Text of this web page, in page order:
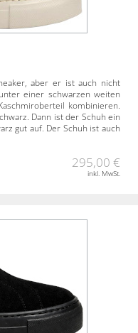
aber er ist auch nicht
einer schwarzen weiten
kombinieren.
Dann ist der Schuh ein
gut auf. Der Schuh ist auch
295,00 €
inkl. MwSt.